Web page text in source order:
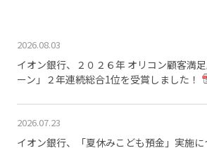
2026.08.03
イオン銀行、２０２６年 オリコン顧客満
ーン」２年連続総合1位を受賞しました！
2026.07.23
イオン銀行、「夏休みこども預金」実施に